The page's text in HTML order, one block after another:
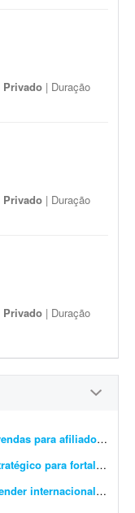
Privado | Duração
Privado | Duração
Privado | Duração
Consultoria em tráfego pago e funil de vendas para afiliado
-
Consultoria de branding e marketing estratégico para fortalecimento de marca
Aulas de dropshipping - montar loja e vender internacionalmente